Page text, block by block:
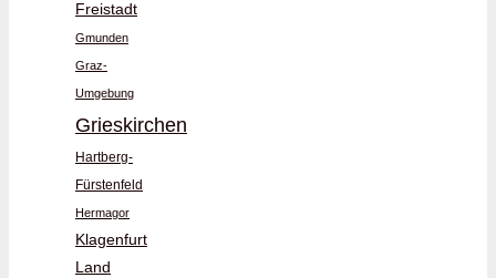
Freistadt
Gmunden
Graz-
Umgebung
Grieskirchen
Hartberg-
Fürstenfeld
Hermagor
Klagenfurt
Land